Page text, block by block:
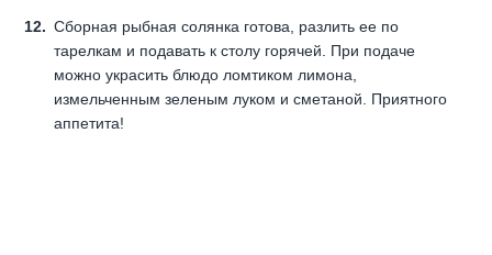
Сборная рыбная солянка готова, разлить ее по
тарелкам и подавать к столу горячей. При подаче
можно украсить блюдо ломтиком лимона,
измельченным зеленым луком и сметаной. Приятного
аппетита!